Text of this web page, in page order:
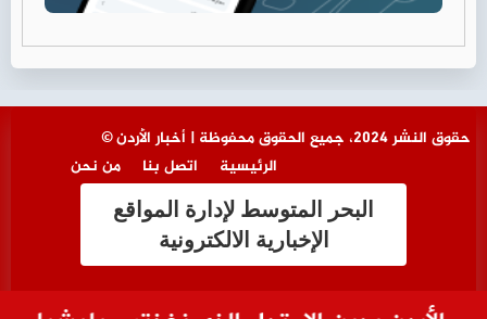
© حقوق النشر 2024، جميع الحقوق محفوظة | أخبار الأردن
من نحن
اتصل بنا الرئيسية
البحر المتوسط لإدارة المواقع
الإخبارية الالكترونية